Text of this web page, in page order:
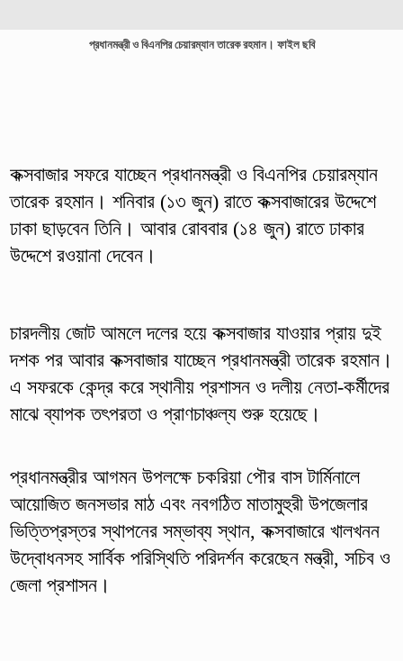
প্রধানমন্ত্রী ও বিএনপির চেয়ারম্যান তারেক রহমান। ফাইল ছবি
কক্সবাজার সফরে যাচ্ছেন প্রধানমন্ত্রী ও বিএনপির চেয়ারম্যান
তারেক রহমান। শনিবার (১৩ জুন) রাতে কক্সবাজারের উদ্দেশে
ঢাকা ছাড়বেন তিনি। আবার রোববার (১৪ জুন) রাতে ঢাকার
উদ্দেশে রওয়ানা দেবেন।
চারদলীয় জোট আমলে দলের হয়ে কক্সবাজার যাওয়ার প্রায় দুই
দশক পর আবার কক্সবাজার যাচ্ছেন প্রধানমন্ত্রী তারেক রহমান।
এ সফরকে কেন্দ্র করে স্থানীয় প্রশাসন ও দলীয় নেতা-কর্মীদের
মাঝে ব্যাপক তৎপরতা ও প্রাণচাঞ্চল্য শুরু হয়েছে।
প্রধানমন্ত্রীর আগমন উপলক্ষে চকরিয়া পৌর বাস টার্মিনালে
আয়োজিত জনসভার মাঠ এবং নবগঠিত মাতামুহুরী উপজেলার
ভিত্তিপ্রস্তর স্থাপনের সম্ভাব্য স্থান, কক্সবাজারে খালখনন
উদ্বোধনসহ সার্বিক পরিস্থিতি পরিদর্শন করেছেন মন্ত্রী, সচিব ও
জেলা প্রশাসন।